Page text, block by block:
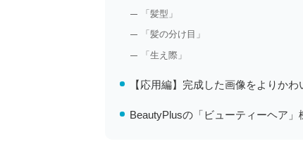
「髪型」
「髪の分け目」
「生え際」
【応用編】完成した画像をよりか
BeautyPlusの「ビューティーヘア